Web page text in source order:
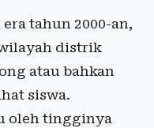
tahun 2000-an,
distrik
atau bahkan
siswa.
oleh tingginya